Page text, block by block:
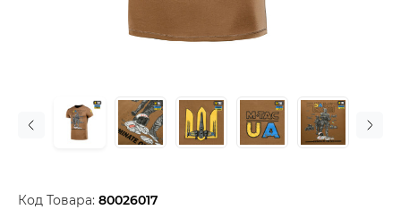
Код Товара: 80026017